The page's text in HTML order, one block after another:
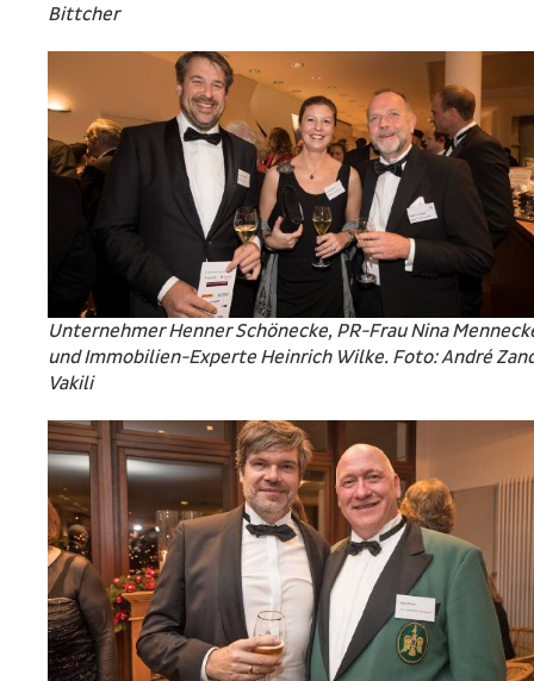
Bittcher
Unternehmer Henner Schönecke, PR-Frau Nina
und Immobilien-Experte Heinrich Wilke. Foto: André
Vakili